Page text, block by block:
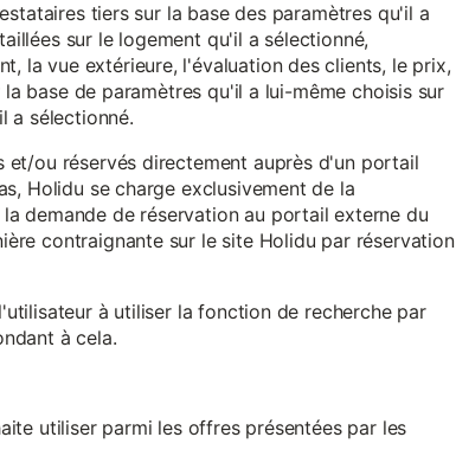
tiers sur la base des paramètres qu'il a
sur le logement qu'il a sélectionné,
la vue extérieure, l'évaluation des clients, le prix,
base de paramètres qu'il a lui-même choisis sur
a sélectionné.
ou réservés directement auprès d'un portail
Holidu se charge exclusivement de la
demande de réservation au portail externe du
contraignante sur le site Holidu par réservation
à utiliser la fonction de recherche par
à cela.
utiliser parmi les offres présentées par les